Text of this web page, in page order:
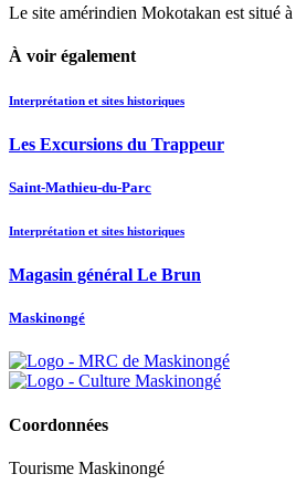
Le site amérindien Mokotakan est situé à
À voir également
Interprétation et sites historiques
Les Excursions du Trappeur
Saint-Mathieu-du-Parc
Interprétation et sites historiques
Magasin général Le Brun
Maskinongé
Coordonnées
Tourisme Maskinongé